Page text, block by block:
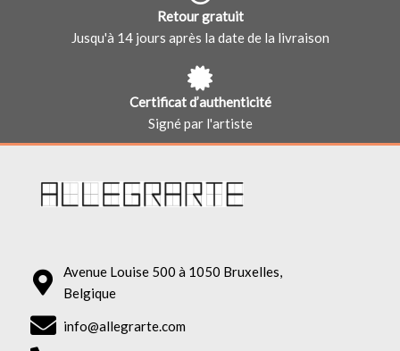
Retour gratuit
Jusqu'à 14 jours après la date de la livraison
Certificat d’authenticité
Signé par l'artiste
Avenue Louise 500 à 1050 Bruxelles,
Belgique
info@allegrarte.com